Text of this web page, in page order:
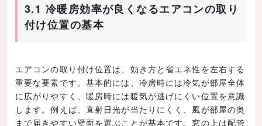
3.1 冷暖房効率が良くなるエアコンの取り
付け位置の基本
エアコンの取り付け位置は、効き方と省エネ性を左右する
重要な要素です。基本的には、冷房時には冷気が部屋全体
に広がりやすく、暖房時には暖気が逃げにくい位置を意識
します。例えば、直射日光が当たりにくく、風が部屋の奥
まで届きやすい壁面を選ぶことが基本です。窓の上は配管